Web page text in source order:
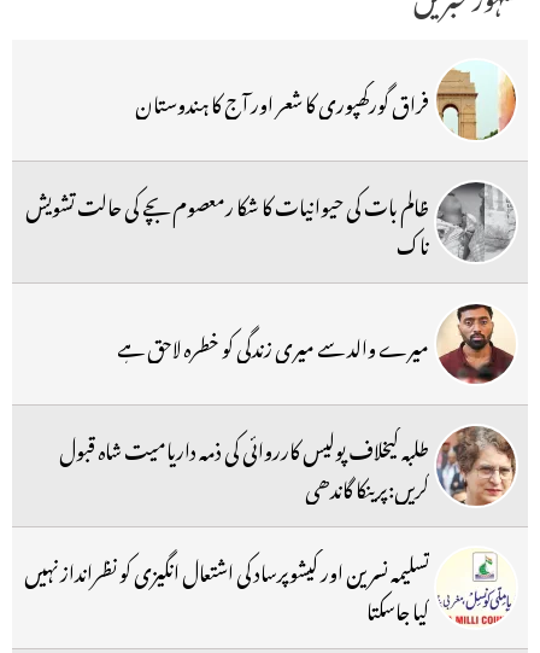
فراق گورکھپوری کا شعر اور آج کا ہندوستان
ظالم بات کی حیوانیات کا شکا رمعصوم بچے کی حالت تشویش
ناک
میرے والد سے میری زندگی کو خطرہ لاحق ہے
طلبہ کیخلاف پولیس کارروائی کی ذمہ داریامیت شاہ قبول
کریں:پرینکا گاندھی
تسلیمہ نسرین اور کیشوپرساد کی اشتعال انگیزی کو نظرانداز نہیں
کیا جاسکتا